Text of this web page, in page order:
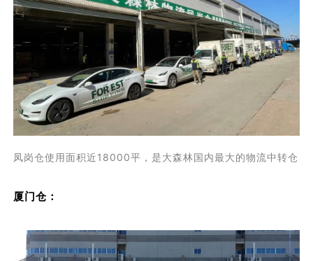
凤岗仓使用面积近18000平，是大森林国内最大的物流中转仓
厦门仓：